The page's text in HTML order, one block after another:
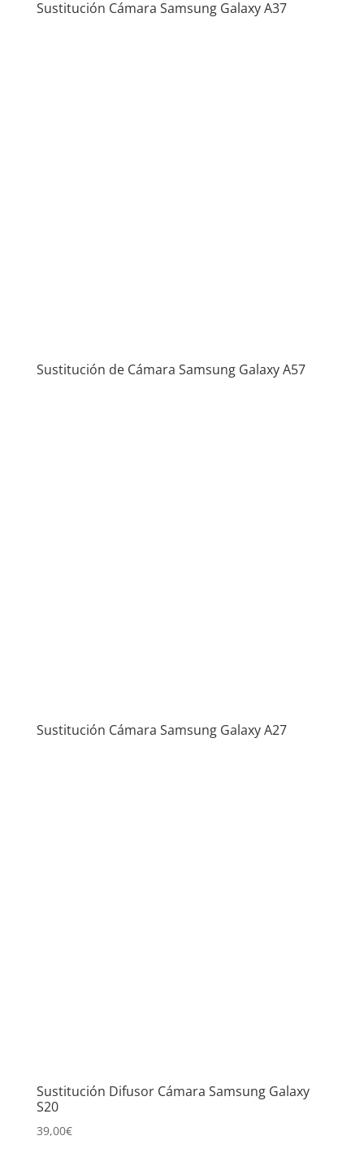
Sustitución Cámara Samsung Galaxy A37
Sustitución de Cámara Samsung Galaxy A57
Sustitución Cámara Samsung Galaxy A27
Sustitución Difusor Cámara Samsung Galaxy
S20
39,00€